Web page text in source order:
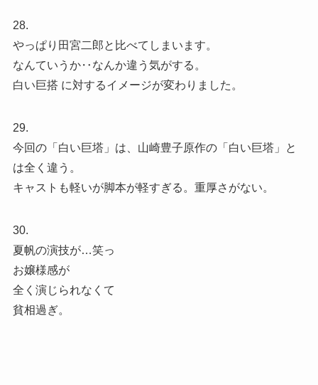
28.
やっぱり田宮二郎と比べてしまいます。
なんていうか‥なんか違う気がする。
白い巨搭 に対するイメージが変わりました。
29.
今回の「白い巨塔」は、山崎豊子原作の「白い巨塔」と
は全く違う。
キャストも軽いが脚本が軽すぎる。重厚さがない。
30.
夏帆の演技が…笑っ
お嬢様感が
全く演じられなくて
貧相過ぎ。